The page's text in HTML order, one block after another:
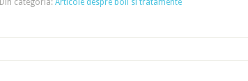
Din categoria: Articole despre boli si tratamente